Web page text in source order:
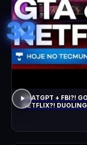
32
CHATGPT + FBI?!
NETFLIX?!